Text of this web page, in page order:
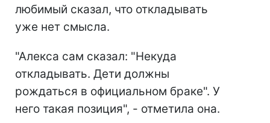
любимый сказал, что откладывать
уже нет смысла.
"Алекса сам сказал: "Некуда
откладывать. Дети должны
рождаться в официальном браке". У
него такая позиция", - отметила она.